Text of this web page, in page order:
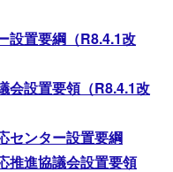
設置要綱（R8.4.1改
会設置要領（R8.4.1改
センター設置要綱
推進協議会設置要領